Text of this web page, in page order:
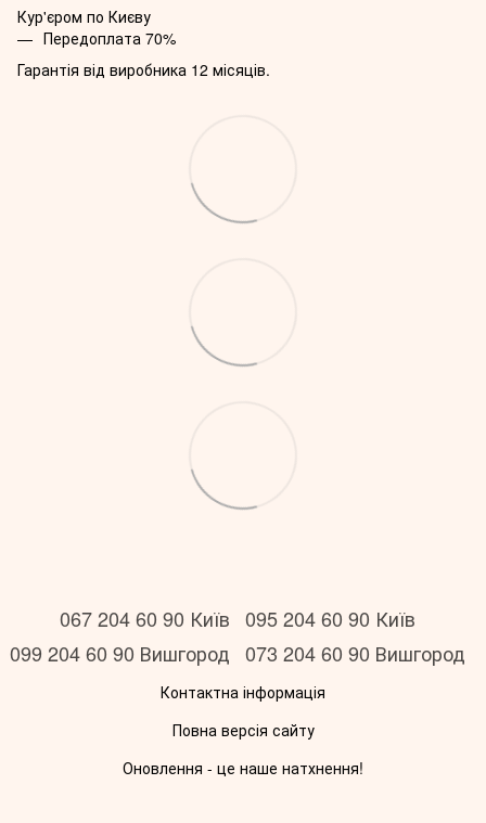
Кур'єром по Києву
Передоплата 70%
Гарантія від виробника 12 місяців.
067 204 60 90 Київ 095 204 60 90 Київ
099 204 60 90 Вишгород 073 204 60 90 Вишгород
Контактна інформація
Повна версія сайту
Оновлення - це наше натхнення!